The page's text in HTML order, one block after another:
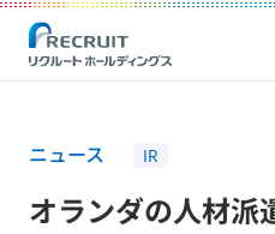
Recruit Holdings
ニュース IR
オランダの人材派